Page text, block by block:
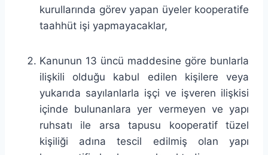
kurullarında görev yapan üyeler kooperatife
taahhüt işi yapmayacaklar,
Kanunun 13 üncü maddesine göre bunlarla
ilişkili olduğu kabul edilen kişilere veya
yukarıda sayılanlarla işçi ve işveren ilişkisi
içinde bulunanlara yer vermeyen ve yapı
ruhsatı ile arsa tapusu kooperatif tüzel
kişiliği adına tescil edilmiş olan yapı